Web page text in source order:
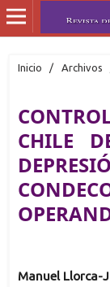
Inicio / Archivos
CHILE
Manuel Llorca-